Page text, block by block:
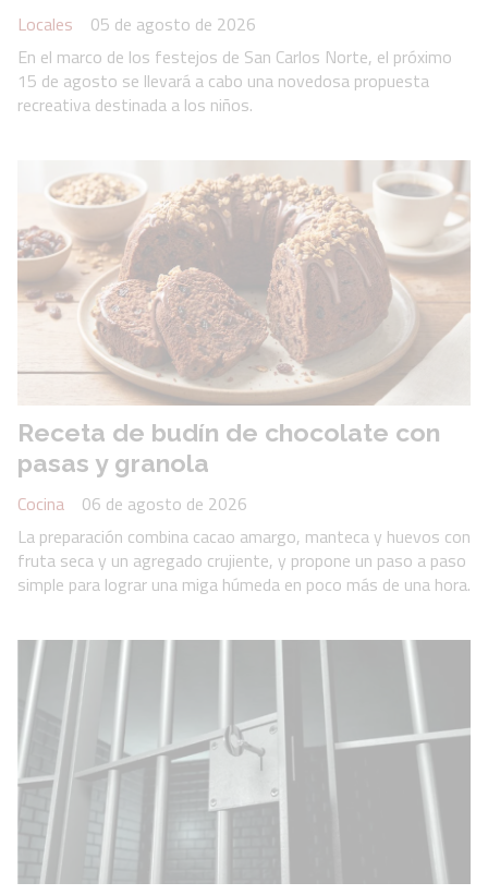
Locales
05 de agosto de 2026
En el marco de los festejos de San Carlos Norte, el próximo
15 de agosto se llevará a cabo una novedosa propuesta
recreativa destinada a los niños.
Receta de budín de chocolate con
pasas y granola
Cocina
06 de agosto de 2026
La preparación combina cacao amargo, manteca y huevos con
fruta seca y un agregado crujiente, y propone un paso a paso
simple para lograr una miga húmeda en poco más de una hora.